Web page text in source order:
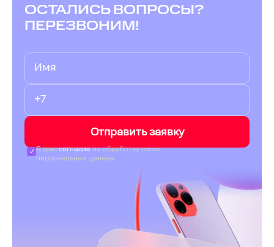
ОСТАЛИСЬ ВОПРОСЫ?
ПЕРЕЗВОНИМ!
Отправить заявку
Я даюсогласиена обработку своих
персональных данных